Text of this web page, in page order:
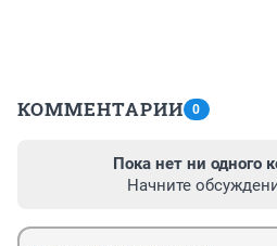
КОММЕНТАРИИ 0
Пока нет ни одного
Начните